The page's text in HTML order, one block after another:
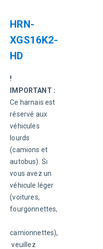
HRN-
XGS16K2-
HD
!
IMPORTANT :
Ce harnais est
réservé aux
véhicules
lourds
(camions et
autobus). Si
vous avez un
véhicule léger
(voitures,
fourgonnettes,
camionnettes),
veuillez